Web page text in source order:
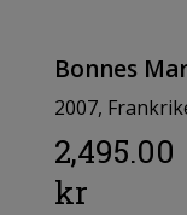
Bonnes
2007,
2,495.00
kr